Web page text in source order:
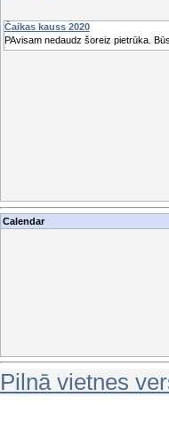
Čaikas kauss 2020
PAvisam nedaudz šoreiz pietrūka.
Calendar
Pilnā vietnes